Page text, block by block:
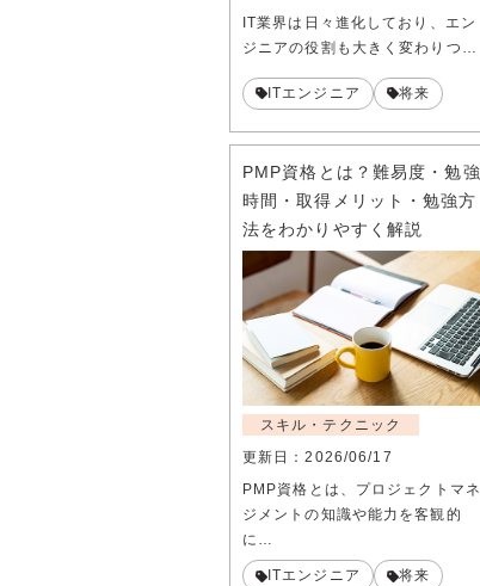
IT業界は日々進化しており、エン
ジニアの役割も大きく変わりつ…
ITエンジニア 将来
PMP資格とは？難易度・勉強
時間・取得メリット・勉強方
法をわかりやすく解説
スキル・テクニック
更新日：2026/06/17
PMP資格とは、プロジェクトマネ
ジメントの知識や能力を客観的
に…
ITエンジニア 将来